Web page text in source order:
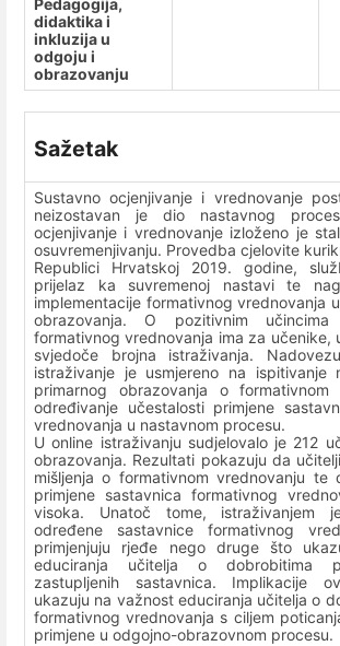
Pedagogija,
didaktika i
inkluzija u
odgoju i
obrazovanju
Sažetak
Sustavno ocjenjivanje i vrednovanje
neizostavan je dio nastavnog
ocjenjivanje i vrednovanje izloženo je
osuvremenjivanju. Provedba cjelovite
Republici Hrvatskoj 2019. godine,
prijelaz ka suvremenoj nastavi te
implementacije formativnog vrednovanja
obrazovanja. O pozitivnim
formativnog vrednovanja ima za učenike,
svjedoče brojna istraživanja.
istraživanje je usmjereno na ispitivanje
primarnog obrazovanja o
određivanje učestalosti primjene
vrednovanja u nastavnom procesu.
U online istraživanju sudjelovalo je 212
obrazovanja. Rezultati pokazuju da
mišljenja o formativnom vrednovanju te
primjene sastavnica formativnog
visoka. Unatoč tome, istraživanjem
određene sastavnice formativnog
primjenjuju rjeđe nego druge što
educiranja učitelja o dobrobitima
zastupljenih sastavnica. Implikacije
ukazuju na važnost educiranja učitelja o
formativnog vrednovanja s ciljem
primjene u odgojno-obrazovnom procesu.